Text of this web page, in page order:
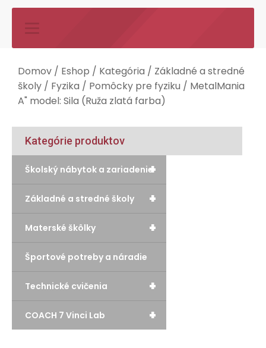
Domov / Eshop / Kategória / Základné a stredné
školy / Fyzika / Pomôcky pre fyziku / MetalMania
A" model: Sila (Ruža zlatá farba)
Kategórie produktov
+
Školský nábytok a zariadenie
+
Základné a stredné školy
+
Materské škôlky
Športové potreby a náradie
+
Technické cvičenia
+
COACH 7 Vinci Lab